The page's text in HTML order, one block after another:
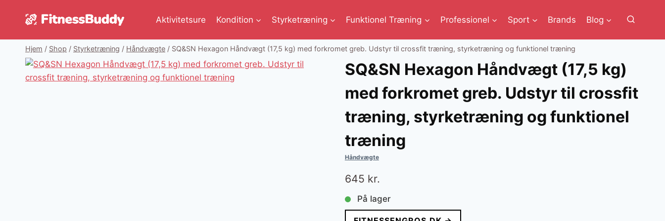
Aktivitetsure Kondition Styrketræning Funktionel Træning Professionel Sport Brands Blog
Hjem / Shop / Styrketræning / Håndvægte / SQ&SN Hexagon Håndvægt (17,5 kg) med forkromet greb. Udstyr til crossfit træning, styrketræning og funktionel træning
SQ&SN Hexagon Håndvægt (17,5 kg)
med forkromet greb. Udstyr til crossfit
træning, styrketræning og funktionel
træning
Håndvægte
645 kr.
På lager